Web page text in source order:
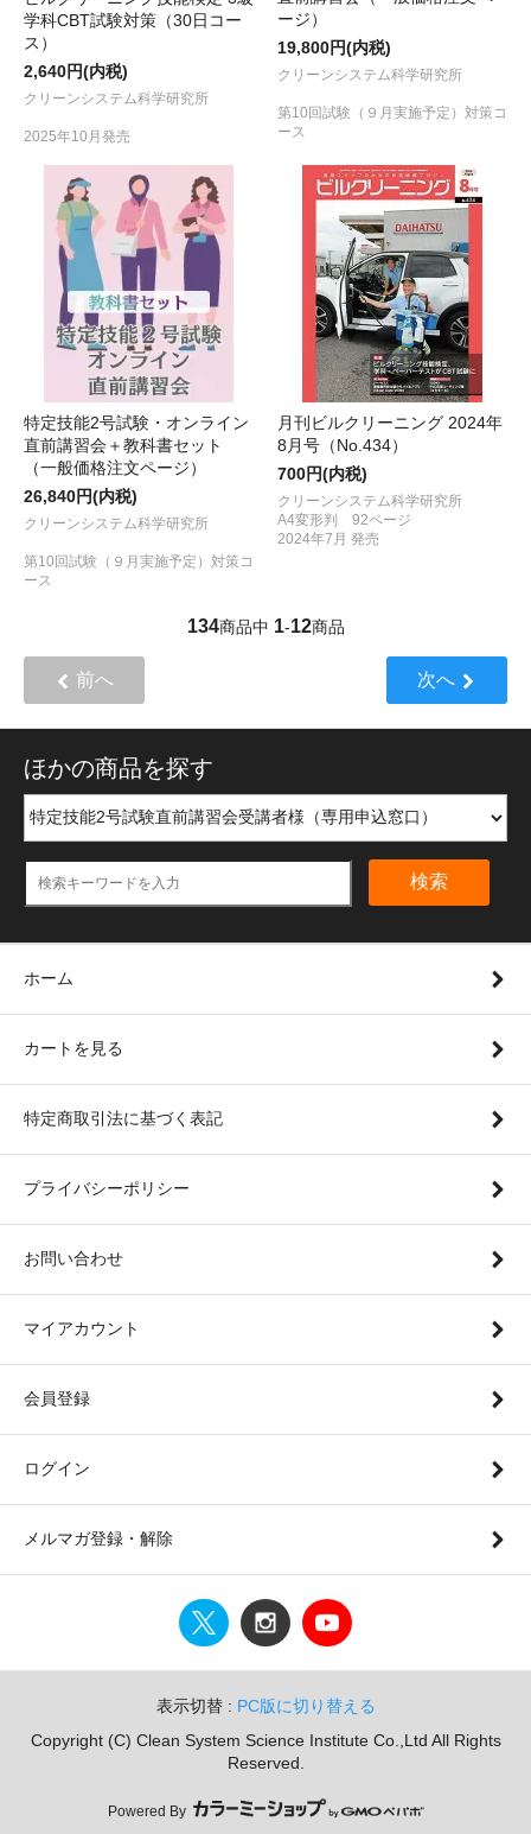
学科CBT試験対策（30日コー
ス）
2,640円(内税)
クリーンシステム科学研究所
2025年10月発売
ージ）
19,800円(内税)
クリーンシステム科学研究所
第10回試験（９月実施予定）対策コ
ース
特定技能2号試験・オンライン
直前講習会＋教科書セット
（一般価格注文ページ）
26,840円(内税)
クリーンシステム科学研究所
第10回試験（９月実施予定）対策コ
ース
月刊ビルクリーニング 2024年
8月号（No.434）
700円(内税)
クリーンシステム科学研究所
A4変形判 92ページ
2024年7月 発売
134商品中 1-12商品
前へ 次へ
ほかの商品を探す
検索
ホーム
カートを見る
特定商取引法に基づく表記
プライバシーポリシー
お問い合わせ
マイアカウント
会員登録
ログイン
メルマガ登録・解除
表示切替 : PC版に切り替える
Copyright (C) Clean System Science Institute Co.,Ltd All Rights
Reserved.
Powered By